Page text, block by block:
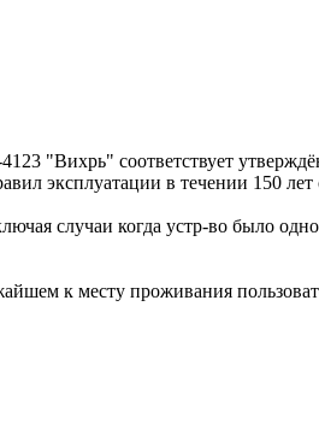
"Вихрь" соответствует
эксплуатации в течении 150
случаи когда устр-во было
к месту проживания